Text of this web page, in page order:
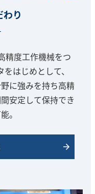
り
精度工作機械をつ
はじめとして、
に強みを持ち高精
安定して保持でき
。